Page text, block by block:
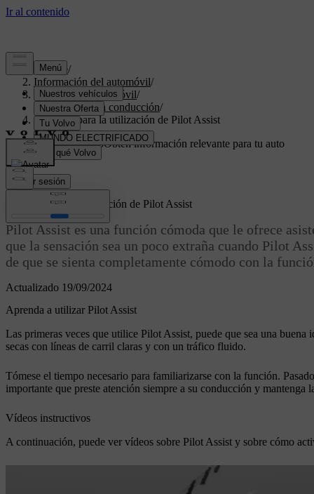
Soporte/
Información del automóvil/
Software del automóvil/
Asistencia a la conducción/
Consejos para la utilización de Pilot Assist
Soporte personalizadoObtén información relevante para tu auto
específico.
Iniciar sesión
Actualizado 19/09/2024
Consejos para la utilización de Pilot Assist
Pilot Assist es una función cómoda que le ofrece
que la sensación sea un poco extraña cuando Pilot
de que se sienta completamente cómodo con la
Aprenda a utilizar Pilot Assist
Las primeras veces que utilice Pilot Assist, puede que sea una
secas con líneas de carril claras y con un tráfico fluido.
Tómese el tiempo necesario para familiarizarse con la función.
importante que preste atención siempre a su conducción y
Vídeos instructivos
A continuación, puede ver vídeos sobre Pilot Assist y sobre cómo